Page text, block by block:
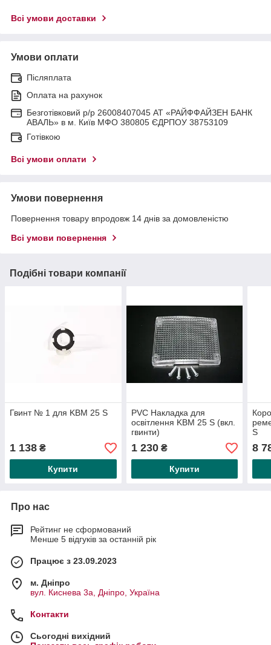
Всі умови доставки
Умови оплати
Післяплата
Оплата на рахунок
Безготівковий р/р 26008407045 АТ «РАЙФФАЙЗЕН БАНК
АВАЛЬ» в м. Київ МФО 380805 ЄДРПОУ 38753109
Готівкою
Всі умови оплати
Умови повернення
Повернення товару впродовж 14 днів за домовленістю
Всі умови повернення
Подібні товари компанії
Гвинт № 1 для KBM 25 S
1 138 ₴
Купити
PVC Накладка для
освітлення KBM 25 S (вкл.
гвинти)
1 230₴
Купити
S
8
Про нас
Рейтинг не сформований
Менше 5 відгуків за останній рік
Працює з 23.09.2023
м. Дніпро
вул. Киснева 3а, Дніпро, Україна
Контакти
Сьогодні вихідний